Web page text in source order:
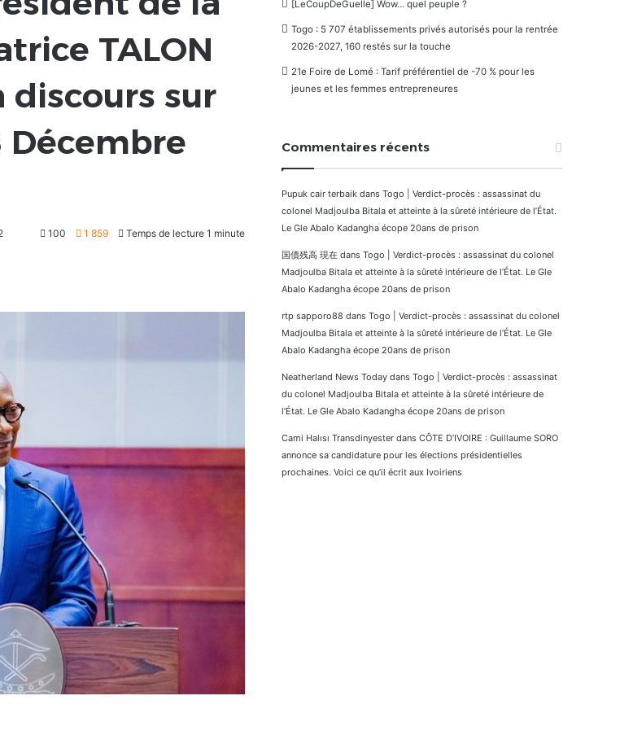
TALON
discours sur
Décembre
100 1 859 Temps de lecture 1 minute
[LeCoupDeGuelle] Wow… quel peuple ?
Togo : 5 707 établissements privés autorisés pour la rentrée
2026-2027, 160 restés sur la touche
21e Foire de Lomé : Tarif préférentiel de -70 % pour les
jeunes et les femmes entrepreneures
Commentaires récents
Pupuk cair terbaik dans Togo | Verdict-procès : assassinat du
colonel Madjoulba Bitala et atteinte à la sûreté intérieure de l’État.
Le Gle Abalo Kadangha écope 20ans de prison
国債残高 現在 dans Togo | Verdict-procès : assassinat du colonel
Madjoulba Bitala et atteinte à la sûreté intérieure de l’État. Le Gle
Abalo Kadangha écope 20ans de prison
rtp sapporo88 dans Togo | Verdict-procès : assassinat du colonel
Madjoulba Bitala et atteinte à la sûreté intérieure de l’État. Le Gle
Abalo Kadangha écope 20ans de prison
Neatherland News Today dans Togo | Verdict-procès : assassinat
du colonel Madjoulba Bitala et atteinte à la sûreté intérieure de
l’État. Le Gle Abalo Kadangha écope 20ans de prison
Cami Halısı Transdinyester dans CÔTE D’IVOIRE : Guillaume SORO
annonce sa candidature pour les élections présidentielles
prochaines. Voici ce qu’il écrit aux Ivoiriens